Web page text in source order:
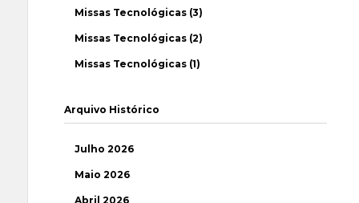
Missas Tecnológicas (3)
Missas Tecnológicas (2)
Missas Tecnológicas (1)
Arquivo Histórico
Julho 2026
Maio 2026
Abril 2026